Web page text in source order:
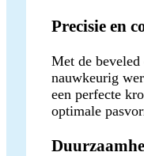
Precisie en
Met de
nauwkeurig
een perfecte
optimale